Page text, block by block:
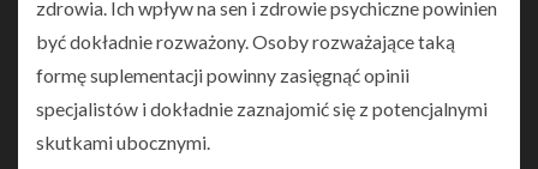
zdrowia. Ich wpływ na sen i zdrowie psychiczne powinien
być dokładnie rozważony. Osoby rozważające taką
formę suplementacji powinny zasięgnąć opinii
specjalistów i dokładnie zaznajomić się z potencjalnymi
skutkami ubocznymi.